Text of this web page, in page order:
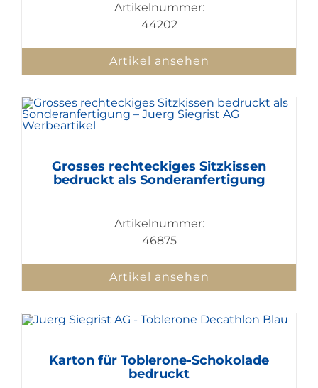
Artikelnummer:
44202
Artikel ansehen
Grosses rechteckiges Sitzkissen
bedruckt als Sonderanfertigung
Artikelnummer:
46875
Artikel ansehen
Karton für Toblerone-Schokolade
bedruckt